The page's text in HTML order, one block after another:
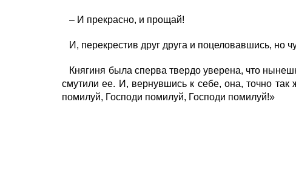
– И прекрасно, и прощай!
И, перекрестив друг друга и поцеловавшись, но
Княгиня была сперва твердо уверена, что
смутили ее. И, вернувшись к себе, она, точно так
помилуй, Господи помилуй, Господи помилуй!»